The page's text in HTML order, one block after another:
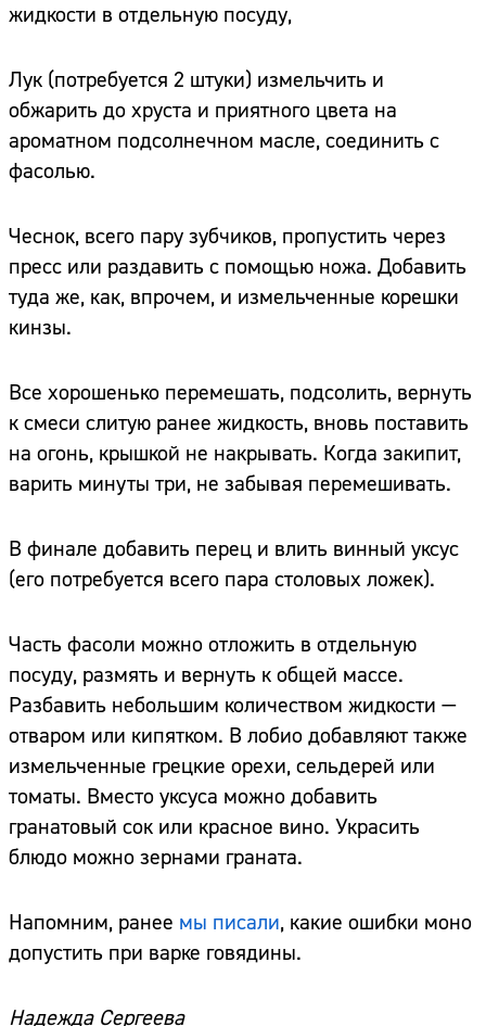
жидкости в отдельную посуду,
Лук (потребуется 2 штуки) измельчить и
обжарить до хруста и приятного цвета на
ароматном подсолнечном масле, соединить с
фасолью.
Чеснок, всего пару зубчиков, пропустить через
пресс или раздавить с помощью ножа. Добавить
туда же, как, впрочем, и измельченные корешки
кинзы.
Все хорошенько перемешать, подсолить, вернуть
к смеси слитую ранее жидкость, вновь поставить
на огонь, крышкой не накрывать. Когда закипит,
варить минуты три, не забывая перемешивать.
В финале добавить перец и влить винный уксус
(его потребуется всего пара столовых ложек).
Часть фасоли можно отложить в отдельную
посуду, размять и вернуть к общей массе.
Разбавить небольшим количеством жидкости —
отваром или кипятком. В лобио добавляют также
измельченные грецкие орехи, сельдерей или
томаты. Вместо уксуса можно добавить
гранатовый сок или красное вино. Украсить
блюдо можно зернами граната.
Напомним, ранее мы писали, какие ошибки моно
допустить при варке говядины.
Надежда Сергеева